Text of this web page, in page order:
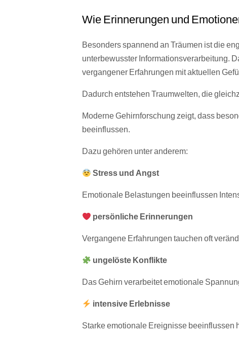
Wie Erinnerungen und
Besonders spannend an Träumen ist die
unterbewusster Informationsverarbeitung.
vergangener Erfahrungen mit aktuellen
Dadurch entstehen Traumwelten, die
Moderne Gehirnforschung zeigt, dass
beeinflussen.
Dazu gehören unter anderem:
Stress und Angst
Emotionale Belastungen beeinflussen
persönliche Erinnerungen
Vergangene Erfahrungen tauchen oft
ungelöste Konflikte
Das Gehirn verarbeitet emotionale
intensive Erlebnisse
Starke emotionale Ereignisse beeinflussen